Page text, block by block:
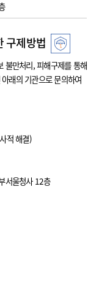
구제방법
불만처리, 피해구제를 통해
래의 기관으로 문의하여
적 해결)
서울청사 12층